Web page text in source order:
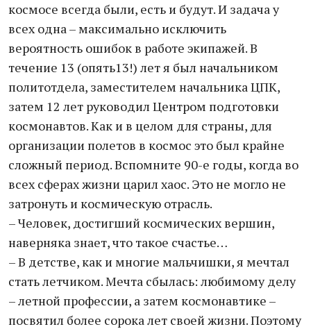
космосе всегда были, есть и будут. И задача у
всех одна – максимально исключить
вероятность ошибок в работе экипажей. В
течение 13 (опять13!) лет я был начальником
политотдела, заместителем начальника ЦПК,
затем 12 лет руководил Центром подготовки
космонавтов. Как и в целом для страны, для
организации полетов в космос это был крайне
сложный период. Вспомните 90-е годы, когда во
всех сферах жизни царил хаос. Это не могло не
затронуть и космическую отрасль.
– Человек, достигший космических вершин,
наверняка знает, что такое счастье…
– В детстве, как и многие мальчишки, я мечтал
стать летчиком. Мечта сбылась: любимому делу
– летной профессии, а затем космонавтике –
посвятил более сорока лет своей жизни. Поэтому